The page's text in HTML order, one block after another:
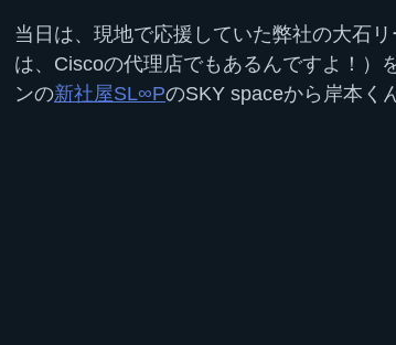
当日は、現地で応援していた弊社の大石
は、Ciscoの代理店でもあるんですよ！）
ンの新社屋SL∞PのSKY spaceから岸本く